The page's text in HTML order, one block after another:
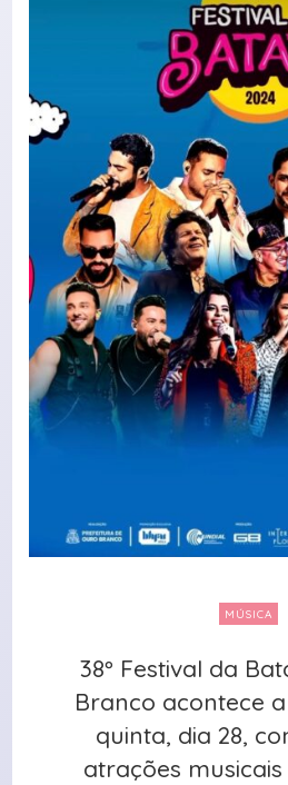
MÚSICA
38º Festival da
Branco acontece
quinta, dia 28,
atrações
38º Festival da
Branco acontece
quinta, dia 28,
atrações